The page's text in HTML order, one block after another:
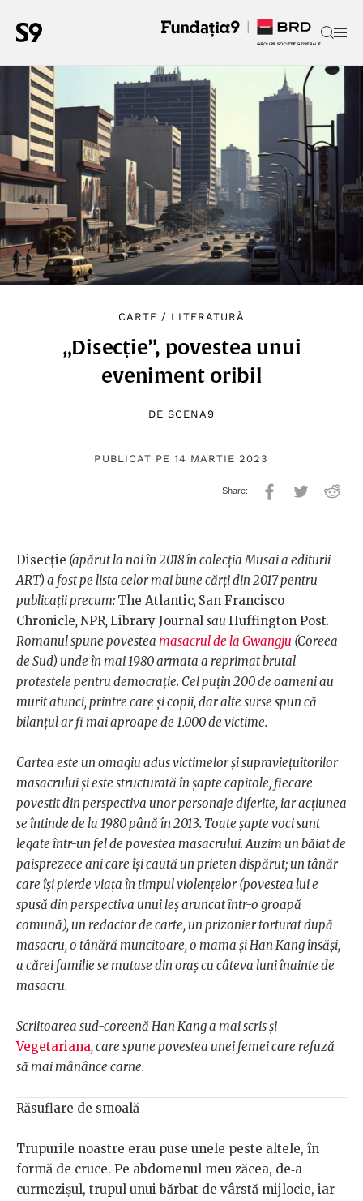
CARTE / LITERATURĂ
„Disecție”, povestea unui
eveniment oribil
DE SCENA9
PUBLICAT PE 14 MARTIE 2023
Disecție (apărut la noi în 2018 în colecția Musai a editurii
ART) a fost pe lista celor mai bune cărți din 2017 pentru
publicații precum: The Atlantic, San Francisco
Chronicle,NPR,Library Journal sau Huffington Post.
Romanul spune povestea masacrul de la Gwangju (Coreea
de Sud) unde în mai 1980 armata a reprimat brutal
protestele pentru democrație. Cel puțin 200 de oameni au
murit atunci, printre care și copii, dar alte surse spun că
bilanțul ar fi mai aproape de 1.000 de victime.
Cartea este un omagiu adus victimelor și supraviețuitorilor
masacrului și este structurată în șapte capitole, fiecare
povestit din perspectiva unor personaje diferite, iar acțiunea
se întinde de la 1980 până în 2013. Toate șapte voci sunt
legate într-un fel de povestea masacrului. Auzim un băiat de
paisprezece ani care își caută un prieten dispărut; un tânăr
care își pierde viața în timpul violențelor (povestea lui e
spusă din perspectiva unui leș aruncat într-o groapă
comună), un redactor de carte, un prizonier torturat după
masacru, o tânără muncitoare, o mama și Han Kang însăși,
a cărei familie se mutase din oraș cu câteva luni înainte de
masacru.
Scriitoarea sud-coreenă Han Kang a mai scris și
Vegetariana, care spune povestea unei femei care refuză
să mai mânânce carne.
Răsuflare de smoală
Trupurile noastre erau puse unele peste altele, în
formă de cruce. Pe abdomenul meu zăcea, de‑a
curmezișul, trupul unui bărbat de vârstă mijlocie, iar